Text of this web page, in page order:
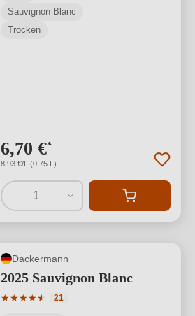
Sauvignon Blanc
Trocken
6,70 €*
8,93 €/L (0,75 L)
1
Dackermann
2025 Sauvignon Blanc
★★★★★
★
Durchschnittliche Bewertung von 4.95
21